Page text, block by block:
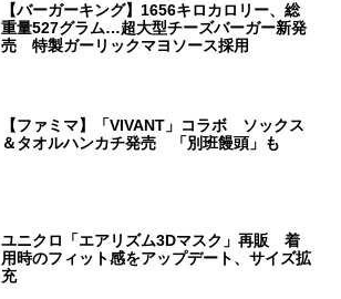
【バーガーキング】1656キロカロリー、総
重量527グラム…超大型チーズバーガー新発
売 特製ガーリックマヨソース採用
【ファミマ】「VIVANT」コラボ ソックス
＆タオルハンカチ発売 「別班饅頭」も
ユニクロ「エアリズム3Dマスク」再販 着
用時のフィット感をアップデート、サイズ拡
充